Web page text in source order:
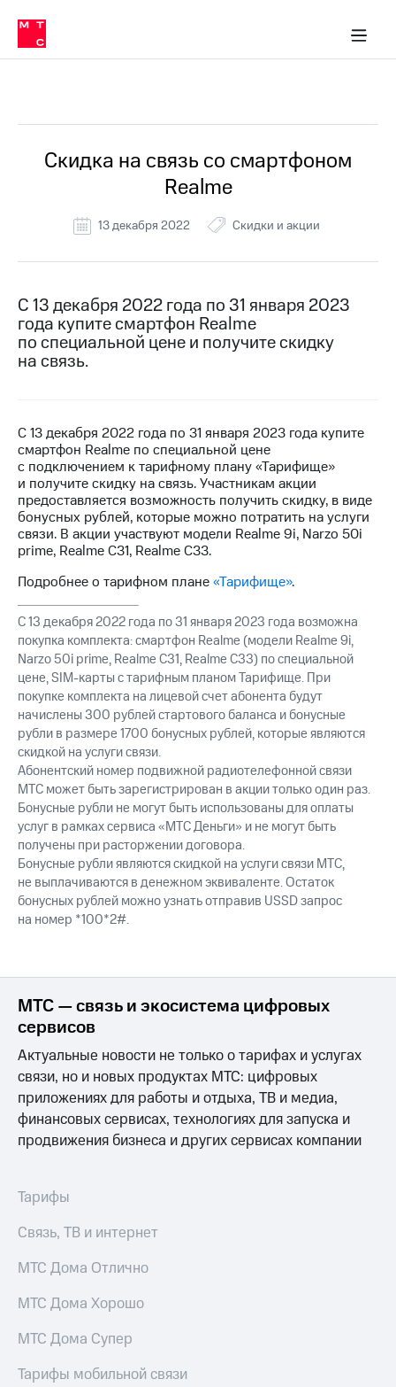
связь
Сервисы и подписки
30% на связь
кабинеты
Мобильная
и
Спутниковое
МТС
Деньги
номер
в МТС
Тарифы
Роуминг
Семейная
группа
Заказать
SIM-
карту
Оформить
eSIM
SIM-
карта
для
иностранцев
Оформить
чистый
номер
Выбрать
красивый
номер
Заменить
SIM-
карту
Для дома
Выберите
и подключите
ТВ
тарифом
Тарифы
Интернет,
Услуги
Акции
Домашний
интернет
Домашнее
в МТС
Услуги
приложение
Мой
МТС
Акции
Тарифы
RED,
РИИЛ
и МТС
Супер
дешевле
при
с карты
Деньги
Выберите
и подключите
ТВ
с выгодным
тарифом
Тарифы
Интернет,
ТВ и телефон
для дома
Услуги
Личный
кабинет
ТВ
кабинет
спутникового
Скачать
приложение
Мой
МТС
Акции
290 ₽/
Premium
Подписка
на гигабайты
интернета,
Скидка на связь со смартфоном
Realme
13 декабря 2022 Скидки и акции
С 13 декабря 2022 года по 31 января 2023
года купите смартфон Realme
по специальной цене и получите скидку
на связь.
С 13 декабря 2022 года по 31 января 2023 года купите
смартфон Realme по специальной цене
с подключением к тарифному плану «Тарифище»
и получите скидку на связь. Участникам акции
предоставляется возможность получить скидку, в виде
бонусных рублей, которые можно потратить на услуги
связи. В акции участвуют модели Realme 9i, Narzo 50i
prime, Realme C31, Realme C33.
Подробнее о тарифном плане«Тарифище».
С 13 декабря 2022 года по 31 января 2023 года возможна
покупка комплекта: смартфон Realme (модели Realme 9i,
Narzo 50i prime, Realme C31, Realme C33) по специальной
цене, SIM-карты с тарифным планом Тарифище. При
покупке комплекта на лицевой счет абонента будут
начислены 300 рублей стартового баланса и бонусные
рубли в размере 1700 бонусных рублей, которые являются
скидкой на услуги связи.
Абонентский номер подвижной радиотелефонной связи
МТС может быть зарегистрирован в акции только один раз.
Бонусные рубли не могут быть использованы для оплаты
услуг в рамках сервиса «МТС Деньги» и не могут быть
получены при расторжении договора.
Бонусные рубли являются скидкой на услуги связи МТС,
не выплачиваются в денежном эквиваленте. Остаток
бонусных рублей можно узнать отправив USSD запрос
на номер *100*2#.
МТС — связь и экосистема цифровых
сервисов
Актуальные новости не только о тарифах и услугах
связи, но и новых продуктах МТС: цифровых
приложениях для работы и отдыха, ТВ и медиа,
финансовых сервисах, технологиях для запуска и
продвижения бизнеса и других сервисах компании
Тарифы
Связь, ТВ и интернет
МТС Дома Отлично
МТС Дома Хорошо
МТС Дома Супер
Тарифы мобильной связи